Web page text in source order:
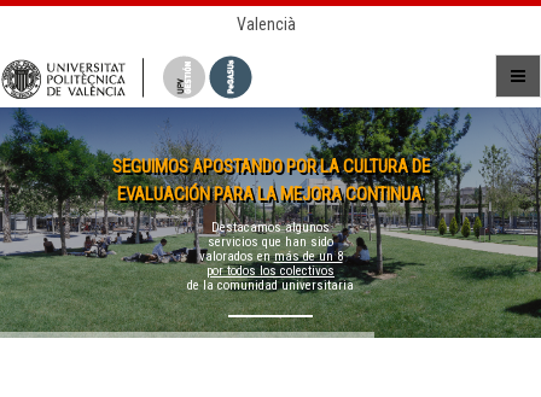
Valencià
SEGUIMOS APOSTANDO POR LA CULTURA DE
EVALUACIÓN PARA LA MEJORA CONTINUA.
Destacamos algunos
servicios que han sido
valorados enmás de un 8
por todos los colectivos
de la comunidad universitaria